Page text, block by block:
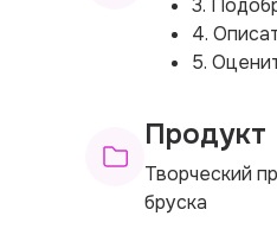
3.
4.
5.
Продукт
Творческий
бруска